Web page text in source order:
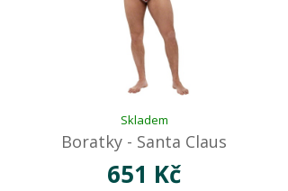
Skladem
Boratky - Santa Claus
651 Kč